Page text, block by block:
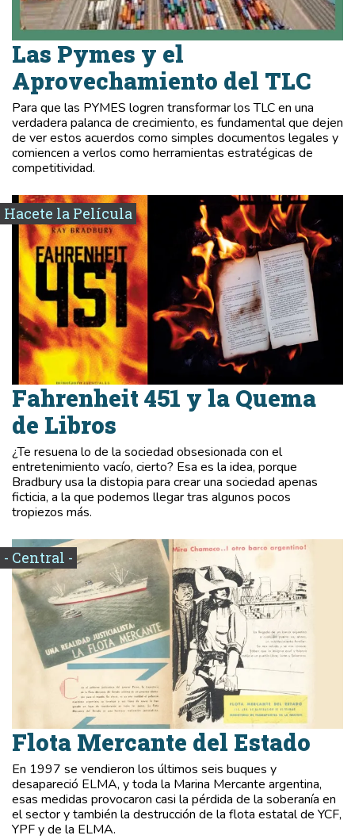
Las Pymes y el
Aprovechamiento del TLC
Para que las PYMES logren transformar los TLC en una
verdadera palanca de crecimiento, es fundamental que dejen
de ver estos acuerdos como simples documentos legales y
comiencen a verlos como herramientas estratégicas de
competitividad.
Hacete la Película
Fahrenheit 451 y la Quema
de Libros
¿Te resuena lo de la sociedad obsesionada con el
entretenimiento vacío, cierto? Esa es la idea, porque
Bradbury usa la distopia para crear una sociedad apenas
ficticia, a la que podemos llegar tras algunos pocos
tropiezos más.
- Central -
Flota Mercante del Estado
En 1997 se vendieron los últimos seis buques y
desapareció ELMA, y toda la Marina Mercante argentina,
esas medidas provocaron casi la pérdida de la soberanía en
el sector y también la destrucción de la flota estatal de YCF,
YPF y de la ELMA.